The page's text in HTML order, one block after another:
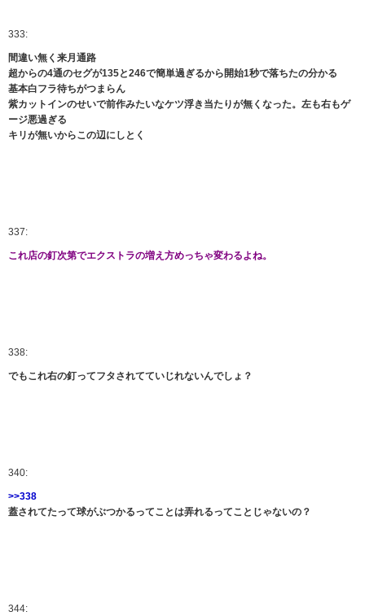
333:
間違い無く来月通路
超からの4通のセグが135と246で簡単過ぎるから開始1秒で落ちたの分かる
基本白フラ待ちがつまらん
紫カットインのせいで前作みたいなケツ浮き当たりが無くなった。左も右もゲ
ージ悪過ぎる
キリが無いからこの辺にしとく
337:
これ店の釘次第でエクストラの増え方めっちゃ変わるよね。
338:
でもこれ右の釘ってフタされてていじれないんでしょ？
340:
>>338
蓋されてたって球がぶつかるってことは弄れるってことじゃないの？
344: